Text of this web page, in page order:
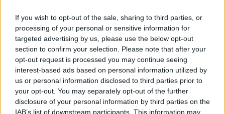
If you wish to opt-out of the sale, sharing to third parties, or
processing of your personal or sensitive information for
targeted advertising by us, please use the below opt-out
section to confirm your selection. Please note that after your
opt-out request is processed you may continue seeing
interest-based ads based on personal information utilized by
us or personal information disclosed to third parties prior to
your opt-out. You may separately opt-out of the further
disclosure of your personal information by third parties on the
IAB’s list of downstream participants. This information may
Parabiago. Con il Club del Rugby Parabiago,
Riccardo ha giocato in tutte le giovanili per poi
esordire in prima squadra, in Serie A. Passato
anche per l’Accademia FIR a Milano, Paganin ha
inoltre indossato la maglia della Nazionale
Italiana in Under20 durante il Sei Nazioni di
categoria.